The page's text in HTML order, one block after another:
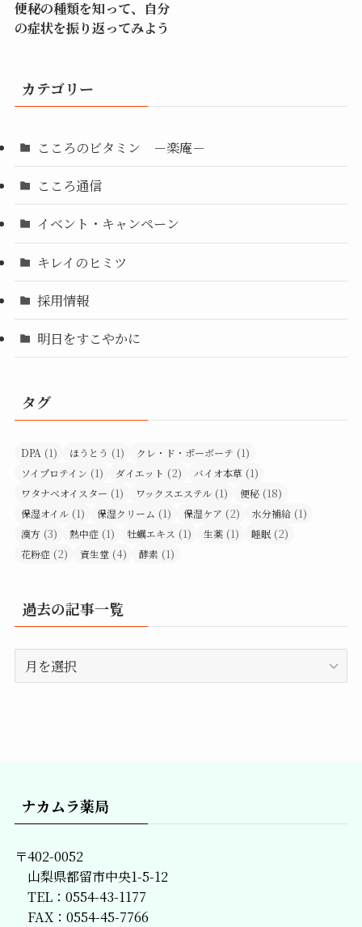
便秘の種類を知って、自分
の症状を振り返ってみよう
カテゴリー
こころのビタミン －楽庵－
こころ通信
イベント・キャンペーン
キレイのヒミツ
採用情報
明日をすこやかに
タグ
DPA (1) ほうとう (1) クレ・ド・ポーボーテ (1)
ソイプロテイン (1) ダイエット (2) バイオ本草 (1)
ワタナベオイスター (1) ワックスエステル (1) 便秘 (18)
保湿オイル (1) 保湿クリーム (1) 保湿ケア (2) 水分補給 (1)
漢方 (3) 熱中症 (1) 牡蠣エキス (1) 生薬 (1) 睡眠 (2)
花粉症 (2) 資生堂 (4) 酵素 (1)
過去の記事一覧
去
ナカムラ薬局
〒402-0052
山梨県都留市中央1-5-12
TEL：0554-43-1177
FAX：0554-45-7766